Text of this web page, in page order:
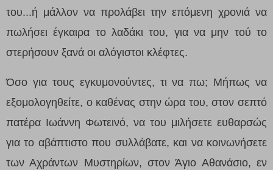
του...ή μάλλον να προλάβει την επόμενη χρονιά να
πωλήσει έγκαιρα το λαδάκι του, για να μην τού το
στερήσουν ξανά οι αλόγιστοι κλέφτες.
Όσο για τους εγκυμονούντες, τι να πω; Μήπως να
εξομολογηθείτε, ο καθένας στην ώρα του, στον σεπτό
πατέρα Ιωάννη Φωτεινό, να του μιλήσετε ευθαρσώς
για το αβάπτιστο που συλλάβατε, και να κοινωνήσετε
των Αχράντων Μυστηρίων, στον Άγιο Αθανάσιο, εν